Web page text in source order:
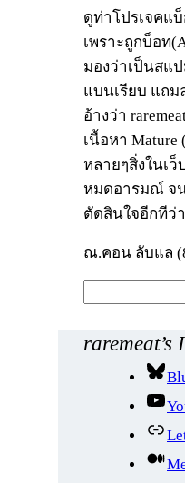
ดูท่าโปรเจคแ
เพราะถูกบ็อท
มองว่าเป็นสแป
แบนเรียบ แถม
อ้างว่า
เนื้อหา Mature
หลายๆสิ่งในเ
หมดอารมณ์ จ
ตัดสินใจอีกทีว่
ณ.คอน ลับแล
ห
raremeat’s